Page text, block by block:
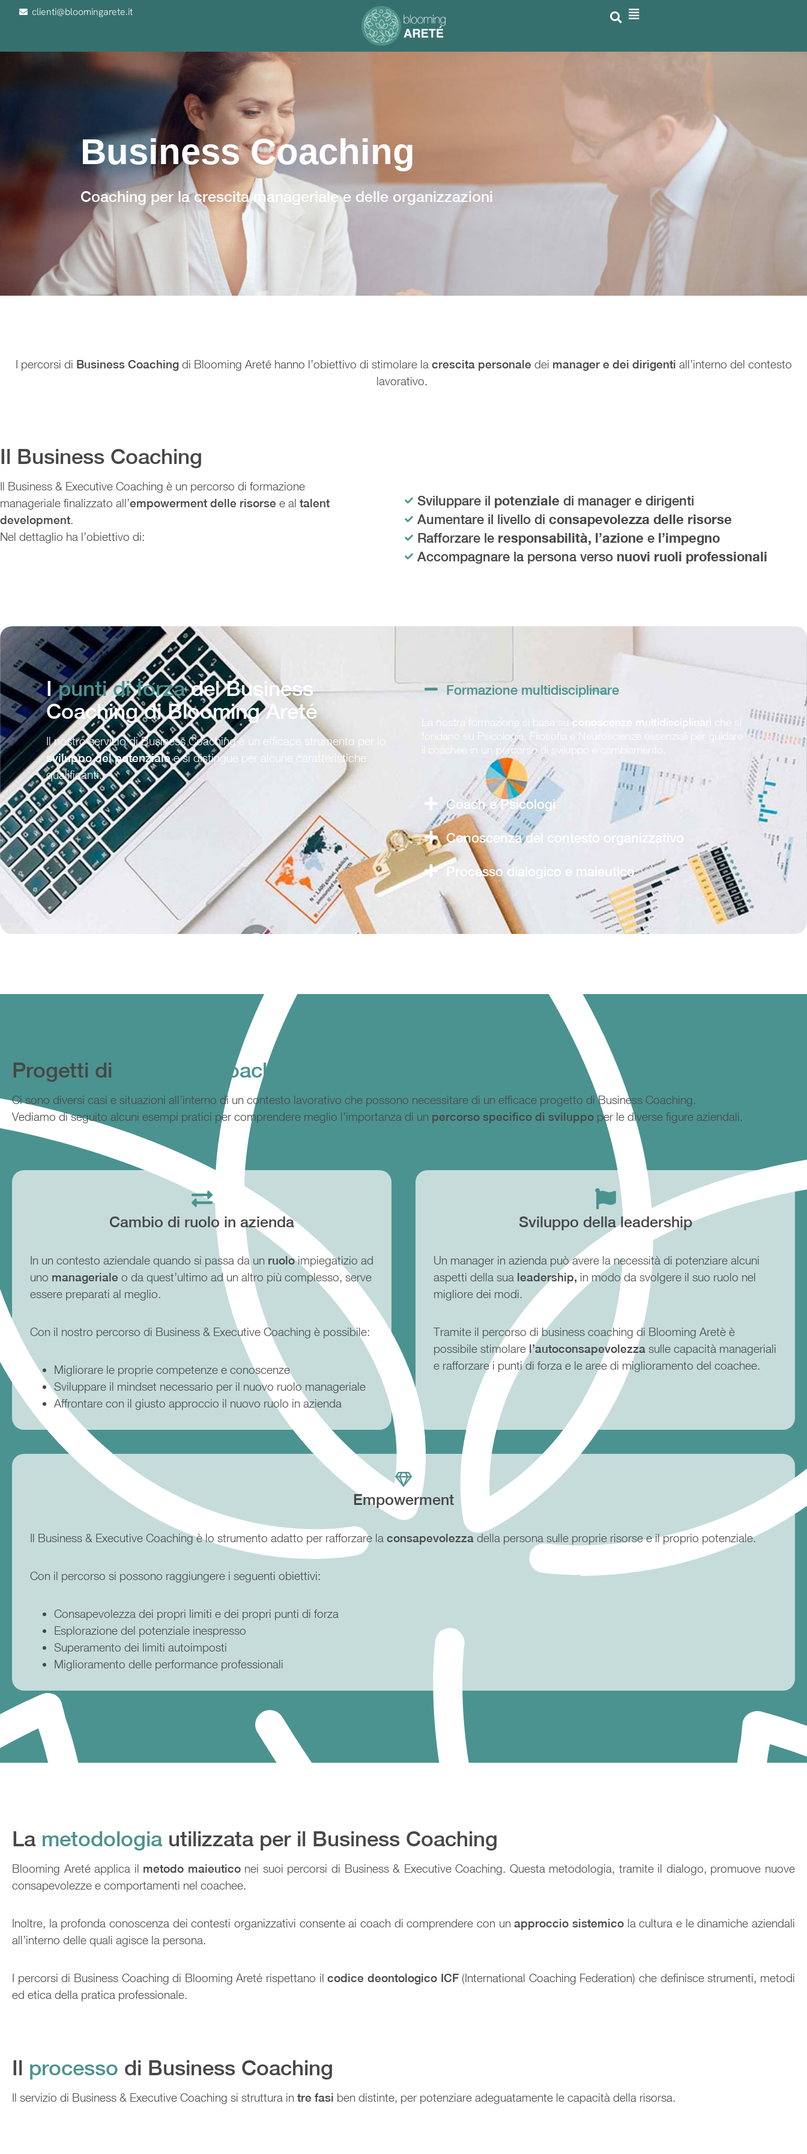
clienti@bloomingarete.it
Business Coaching
Coaching per la crescita manageriale e delle organizzazioni
I percorsi di Business Coachingdi Blooming Areté hanno l’obiettivo di stimolare la crescita personale dei manager e dei dirigenti all’interno del contesto
lavorativo.
Il Business Coaching
Il Business & Executive Coaching è un percorso di formazione
manageriale finalizzato all’empowerment delle risorse e al talent
development.
Nel dettaglio ha l’obiettivo di:
Sviluppare il potenziale di manager e dirigenti
Aumentare il livello di consapevolezza delle risorse
Rafforzare le responsabilità, l’azione e l’impegno
Accompagnare la persona verso nuovi ruoli professionali
Ipunti di forzadel Business
Coaching di Blooming Areté
Il nostro servizio di Business Coaching è un efficace strumento per lo
sviluppo del potenzialee si distingue per alcune caratteristiche
qualificanti.
Formazione multidisciplinare
La nostra formazione si basa su conoscenze multidisciplinari
che si
fondano su Psicologia, Filosofia e Neuroscienze essenziali per guidare
il coachee in un percorso di sviluppo e cambiamento.
Coach e Psicologi
Conoscenza del contesto organizzativo
Processo dialogico e maieutico
Progetti di Business Coaching
Ci sono diversi casi e situazioni all’interno di un contesto lavorativo che possono necessitare di un efficace progetto di Business Coaching.
Vediamo di seguito alcuni esempi pratici per comprendere meglio l’importanza di un percorso specifico di sviluppo per le diverse figure aziendali.
Cambio di ruolo in azienda
In un contesto aziendale quando si passa da un ruoloimpiegatizio ad
uno manageriale o da quest’ultimo ad un altro più complesso, serve
essere preparati al meglio.
Con il nostro percorso di Business & Executive Coaching è possibile:
Migliorare le proprie competenze e conoscenze
Sviluppare il mindset necessario per il nuovo ruolo manageriale
Affrontare con il giusto approccio il nuovo ruolo in azienda
Sviluppo della leadership
Un manager in azienda può avere la necessità di potenziare alcuni
aspetti della sua leadership, in modo da svolgere il suo ruolo nel
migliore dei modi.
Tramite il percorso di business coaching di Blooming Aretè è
possibile stimolare l’autoconsapevolezza sulle capacità manageriali
e rafforzare i punti di forza e le aree di miglioramento del coachee.
Empowerment
Il Business & Executive Coaching è lo strumento adatto per rafforzare la consapevolezza della persona sulle proprie risorse e il proprio potenziale.
Con il percorso si possono raggiungere i seguenti obiettivi:
Consapevolezza dei propri limiti e dei propri punti di forza
Esplorazione del potenziale inespresso
Superamento dei limiti autoimposti
Miglioramento delle performance professionali
La metodologiautilizzata per il Business Coaching
Blooming Areté applica il metodo maieuticonei suoi percorsi di Business & Executive Coaching. Questa metodologia, tramite il dialogo, promuove nuove
consapevolezze e comportamenti nel coachee.
Inoltre, la profonda conoscenza dei contesti organizzativi consente ai coach di comprendere con unapproccio sistemico la cultura e le dinamiche aziendali
all’interno delle quali agisce la persona.
I percorsi di Business Coaching di Blooming Areté rispettano ilcodice deontologico ICF(International Coaching Federation) che definisce strumenti, metodi
ed etica della pratica professionale.
Il processo di Business Coaching
Il servizio di Business & Executive Coaching si struttura in tre fasi ben distinte, per potenziare adeguatamente le capacità della risorsa.